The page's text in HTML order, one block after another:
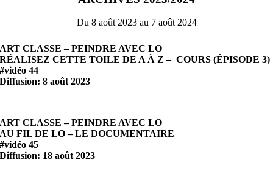
Du 8 août 2023 au 7 août 2024
ART CLASSE – PEINDRE AVEC LO
RÉALISEZ CETTE TOILE DE A À Z – COURS (ÉPISODE 3)
#vidéo 44
Diffusion: 8 août 2023
ART CLASSE – PEINDRE AVEC LO
AU FIL DE LO – LE DOCUMENTAIRE
#vidéo 45
Diffusion: 18 août 2023